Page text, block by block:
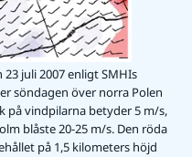
juli 2007 enligt SMHIs
söndagen över norra Polen
på vindpilarna betyder 5 m/s,
blåste 20-25 m/s. Den röda
på 1,5 kilometers höjd